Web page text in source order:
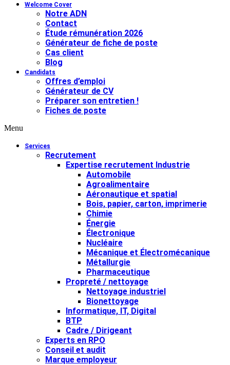
Welcome Cover
Notre ADN
Contact
Étude rémunération 2026
Générateur de fiche de poste
Cas client
Blog
Candidats
Offres d’emploi
Générateur de CV
Préparer son entretien !
Fiches de poste
Menu
Services
Recrutement
Expertise recrutement Industrie
Automobile
Agroalimentaire
Aéronautique et spatial
Bois, papier, carton, imprimerie
Chimie
Énergie
Électronique
Nucléaire
Mécanique et Électromécanique
Métallurgie
Pharmaceutique
Propreté / nettoyage
Nettoyage industriel
Bionettoyage
Informatique, IT, Digital
BTP
Cadre / Dirigeant
Experts en RPO
Conseil et audit
Marque employeur